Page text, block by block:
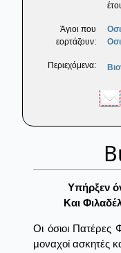
Άγιοι που
εορτάζουν:
Περιεχόμενα:
Yπήρξεν
Kαι
Οι όσιοι Πατέρες
μοναχοί ασκητές